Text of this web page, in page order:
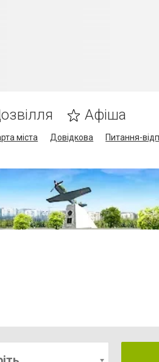
Афіша
міста Довідкова Питання-